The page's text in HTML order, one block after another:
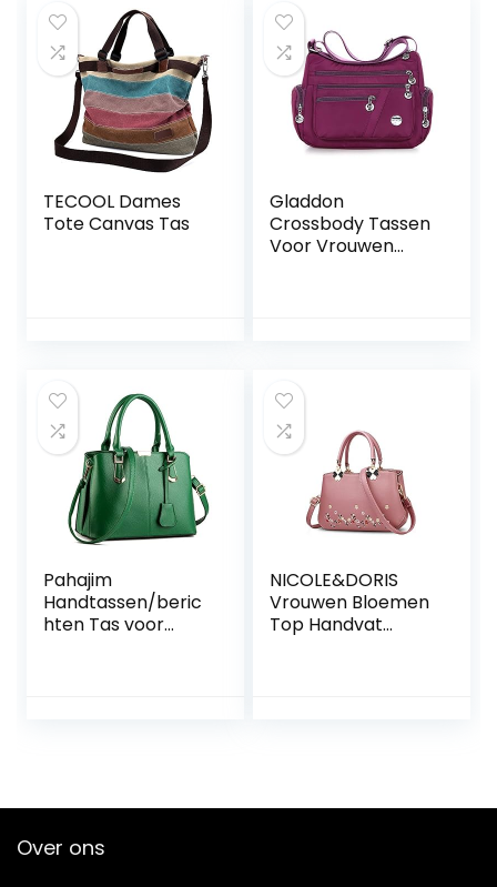
TECOOL Dames
Tote Canvas Tas
Gladdon
Crossbody Tassen
Voor Vrouwen
Messenger Bag
Anti Diefstal Tas
Pahajim
Handtassen/beric
hten Tas voor
Tasriem
NICOLE&DORIS
Vrouwen Bloemen
Top Handvat
Over ons